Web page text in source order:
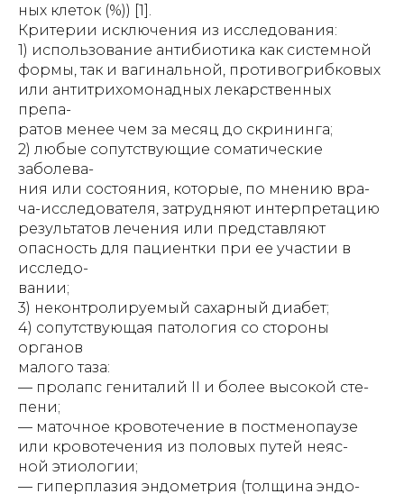
ных клеток (%)) [1].
Критерии исключения из исследования:
1) использование антибиотика как системной
формы, так и вагинальной, противогрибковых
или антитрихомонадных лекарственных
препа-
ратов менее чем за месяц до скрининга;
2) любые сопутствующие соматические
заболева-
ния или состояния, которые, по мнению вра-
ча-исследователя, затрудняют интерпретацию
результатов лечения или представляют
опасность для пациентки при ее участии в
исследо-
вании;
3) неконтролируемый сахарный диабет;
4) сопутствующая патология со стороны
органов
малого таза:
–– пролапс гениталий II и более высокой сте-
пени;
–– маточное кровотечение в постменопаузе
или кровотечения из половых путей неяс-
ной этиологии;
–– гиперплазия эндометрия (толщина эндо-